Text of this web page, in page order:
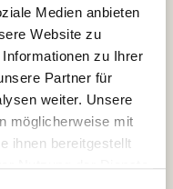
Medien anbieten
Website zu
zu Ihrer
Partner für
weiter. Unsere
möglicherweise mit
ihnen bereitgestellt
Paris